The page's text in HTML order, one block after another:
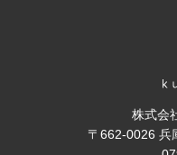
株式会
〒662-0026 兵